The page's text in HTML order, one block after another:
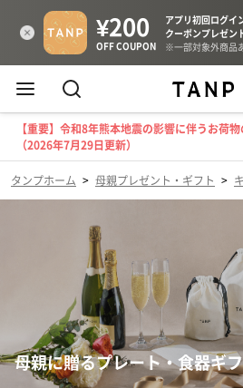
【重要】令和8年熊本地震の影響に伴うお荷
（2026年7月29日更新）
タンプホーム > 母親プレゼント・ギフト >
母親に贈るプレート・食器ギ